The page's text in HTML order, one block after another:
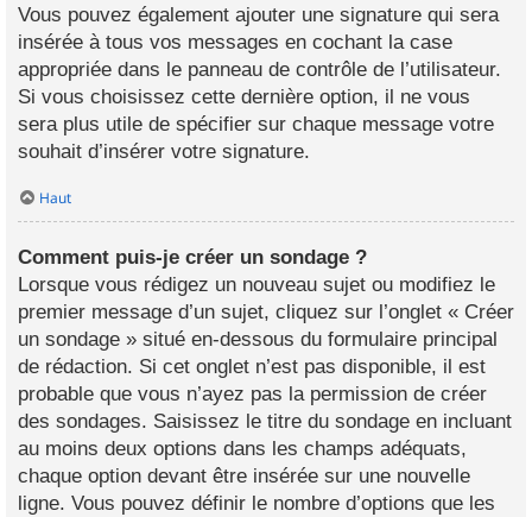
Vous pouvez également ajouter une signature qui sera
insérée à tous vos messages en cochant la case
appropriée dans le panneau de contrôle de l’utilisateur.
Si vous choisissez cette dernière option, il ne vous
sera plus utile de spécifier sur chaque message votre
souhait d’insérer votre signature.
Haut
Comment puis-je créer un sondage ?
Lorsque vous rédigez un nouveau sujet ou modifiez le
premier message d’un sujet, cliquez sur l’onglet « Créer
un sondage » situé en-dessous du formulaire principal
de rédaction. Si cet onglet n’est pas disponible, il est
probable que vous n’ayez pas la permission de créer
des sondages. Saisissez le titre du sondage en incluant
au moins deux options dans les champs adéquats,
chaque option devant être insérée sur une nouvelle
ligne. Vous pouvez définir le nombre d’options que les